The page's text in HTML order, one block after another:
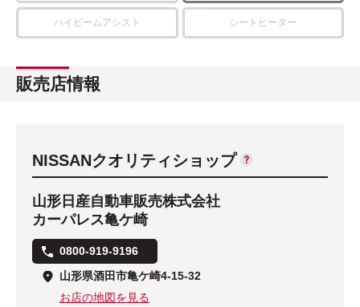
ハイビームアシスト シートヒーター
販売店情報
NISSANクオリティショップ
山形日産自動車販売株式会社
カーパレス亀ケ崎
0800-919-9196
山形県酒田市亀ケ崎4-15-32
お店の地図を見る